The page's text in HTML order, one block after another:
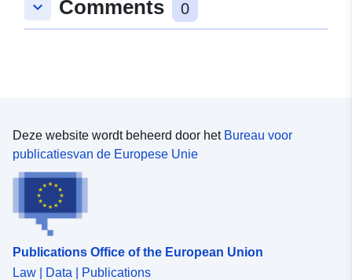
keyboard_arrow_down Comments 0
Deze website wordt beheerd door het Bureau voor
publicatiesvan de Europese Unie
Publications Office of the European Union
Law | Data | Publications